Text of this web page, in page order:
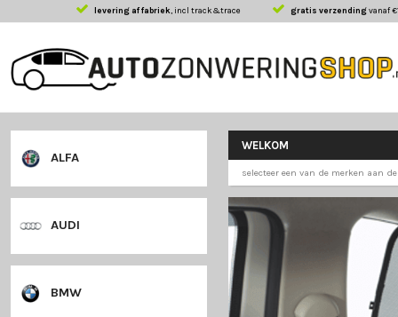
levering af fabriek, incl track&trace gratis
ALFA
WELKOM
selecteer een